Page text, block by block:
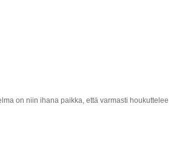
on niin ihana paikka, että varmasti houkuttelee